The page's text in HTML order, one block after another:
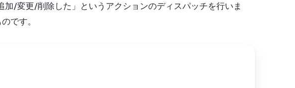
/変更/削除した」というアクションのディスパッチを行いま
です。